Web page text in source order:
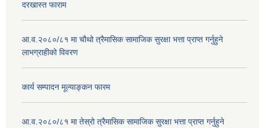
दरखास्त फाराम
आ.व.२०८०/८१ मा चौथो त्रैमासिक सामाजिक सुरक्षा भत्ता प्राप्त गर्नुहुने
लाभग्राहीको विवरण
कार्य सम्पादन मूल्याङ्कन फारम
आ.व.२०८०/८१ मा तेस्रो त्रैमासिक सामाजिक सुरक्षा भत्ता प्राप्त गर्नुहुने